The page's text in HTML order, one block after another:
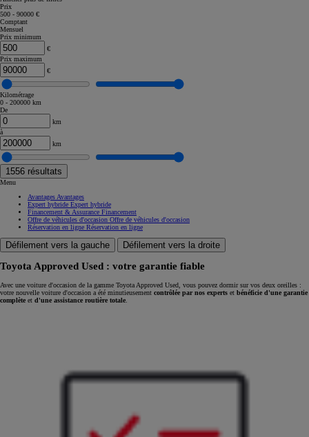
Prix
500 - 90000 €
Comptant
Mensuel
Prix minimum
€
Prix maximum
€
Kilométrage
0 - 200000 km
De
km
à
km
1556 résultats
Menu
Avantages Avantages
Expert hybride Expert hybride
Financement & Assurance Financement
Offre de véhicules d'occasion Offre de véhicules d'occasion
Réservation en ligne Réservation en ligne
Défilement vers la gauche Défilement vers la droite
Toyota Approved Used : votre garantie fiable
Avec une voiture d'occasion de la gamme Toyota Approved Used, vous pouvez dormir sur vos deux oreilles :
votre nouvelle voiture d'occasion a été minutieusement contrôlée par nos experts et bénéficie d'une garantie
complète et d'une assistance routière totale